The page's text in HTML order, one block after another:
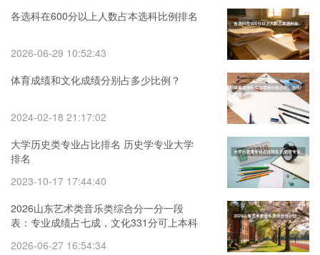
各选科在600分以上人数占本选科比例排名
2026-06-29 10:52:43
体育成绩和文化成绩分别占多少比例？
2024-02-18 21:17:02
大学历史类专业占比排名 历史学专业大学
排名
2023-10-17 17:44:40
2026山东艺术类音乐类综合分一分一段
表：专业成绩占七成，文化331分可上本科
2026-06-27 16:54:34